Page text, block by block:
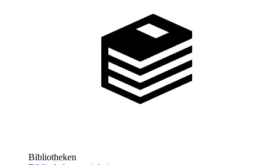
Bibliotheken